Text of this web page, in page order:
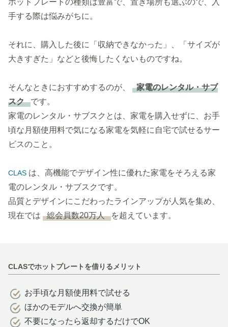
手する際は悩みがちに。
それに、購入した後に「収納できなかった」、「サイズが
大きすぎた」などと後悔したくないものですね。
そんなときにおすすめするのが、
家電のレンタル・サブ
スク です。
家電のレンタル・サブスクとは、家電を購入せずに、お手
頃な月額使用料で気になる家電を気軽に自宅で試せるサー
ビスのこと。
CLAS は、高機能でデザイン性に優れた家電をそろえる家
電のレンタル・サブスクです。
品質とデザインにこだわったラインアップが人気を集め、
現在では
総会員数20万人 を超えています。
CLASでホットプレートを借りるメリット
お手頃な月額使用料で試せる
ほかのモデルへ交換が簡単
不要になったら返却するだけでOK